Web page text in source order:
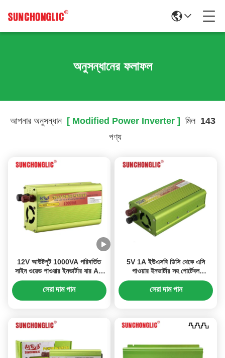
অনুসন্ধানের ফলাফল
আপনার অনুসন্ধান[ Modified Power Inverter ] মিল 143
পণ্য
12V আউটপুট 1000VA পরিবর্তিত
সাইন ওয়েভ পাওয়ার ইনভার্টার যার AC
220V আউটপুট
সেরা দাম পান
5V 1A ইউএসবি ডিসি থেকে এসি
পাওয়ার ইনভার্টার সহ পোর্টেবল
1000VA সংশোধিত সাইন ওয়েভ
ইনভার্টার
সেরা দাম পান